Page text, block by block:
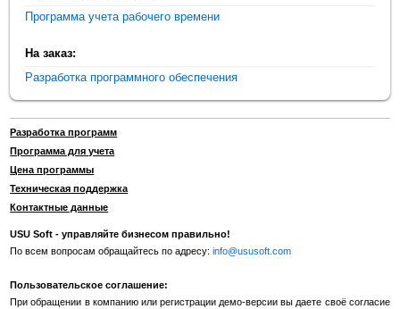
Программа учета рабочего времени
На заказ:
Разработка программного обеспечения
Разработка программ
Программа для учета
Цена программы
Техническая поддержка
Контактные данные
USU Soft - управляйте бизнесом правильно!
По всем вопросам обращайтесь по адресу:info@ususoft.com
Пользовательское соглашение:
При обращении в компанию или регистрации демо-версии вы даете своё согласие